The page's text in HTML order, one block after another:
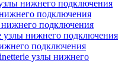
нижнего подключения
подключения
нижнего подключения
узлы нижнего подключения
подключения
узлы нижнего